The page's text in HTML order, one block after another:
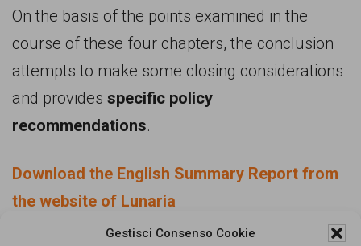
Gestisci Consenso Cookie
On the basis of the points examined in the
course of these four chapters, the conclusion
attempts to make some closing considerations
and provides specific policy
recommendations.
Download the English Summary Report from
the website of Lunaria